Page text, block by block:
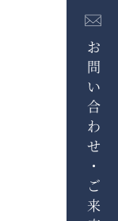
お問い合わせ・ご来店予約